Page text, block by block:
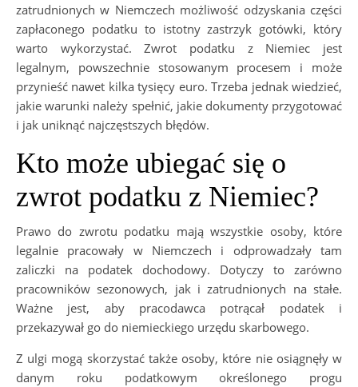
zatrudnionych w Niemczech możliwość odzyskania części
zapłaconego podatku to istotny zastrzyk gotówki, który
warto wykorzystać. Zwrot podatku z Niemiec jest
legalnym, powszechnie stosowanym procesem i może
przynieść nawet kilka tysięcy euro. Trzeba jednak wiedzieć,
jakie warunki należy spełnić, jakie dokumenty przygotować
i jak uniknąć najczęstszych błędów.
Kto może ubiegać się o
zwrot podatku z Niemiec?
Prawo do zwrotu podatku mają wszystkie osoby, które
legalnie pracowały w Niemczech i odprowadzały tam
zaliczki na podatek dochodowy. Dotyczy to zarówno
pracowników sezonowych, jak i zatrudnionych na stałe.
Ważne jest, aby pracodawca potrącał podatek i
przekazywał go do niemieckiego urzędu skarbowego.
Z ulgi mogą skorzystać także osoby, które nie osiągnęły w
danym roku podatkowym określonego progu